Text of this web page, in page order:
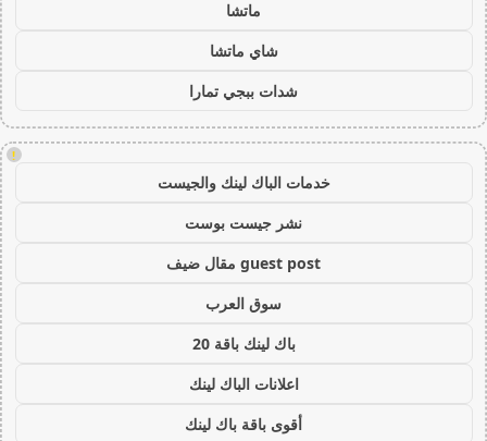
ماتشا
شاي ماتشا
شدات ببجي تمارا
!
خدمات الباك لينك والجيست
نشر جيست بوست
guest post مقال ضيف
سوق العرب
باك لينك باقة 20
اعلانات الباك لينك
أقوى باقة باك لينك